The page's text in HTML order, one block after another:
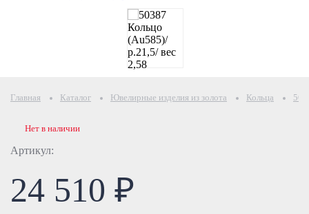
Главная Каталог Ювелирные изделия из золота Кольца
Артикул:
Нет в наличии
24 510 ₽